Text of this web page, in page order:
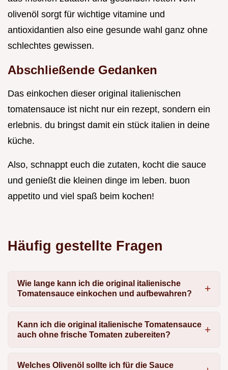
olivenöl sorgt für wichtige vitamine und
antioxidantien also eine gesunde wahl ganz ohne
schlechtes gewissen.
Abschließende Gedanken
Das einkochen dieser original italienischen
tomatensauce ist nicht nur ein rezept, sondern ein
erlebnis. du bringst damit ein stück italien in deine
küche.
Also, schnappt euch die zutaten, kocht die sauce
und genießt die kleinen dinge im leben. buon
appetito und viel spaß beim kochen!
Häufig gestellte Fragen
Wie lange kann ich die original italienische
Tomatensauce einkochen und aufbewahren?
Kann ich die original italienische Tomatensauce
auch ohne frische Tomaten zubereiten?
Welches Olivenöl sollte ich für die Sauce